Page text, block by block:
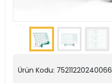
Ürün Kodu: 75211220240066